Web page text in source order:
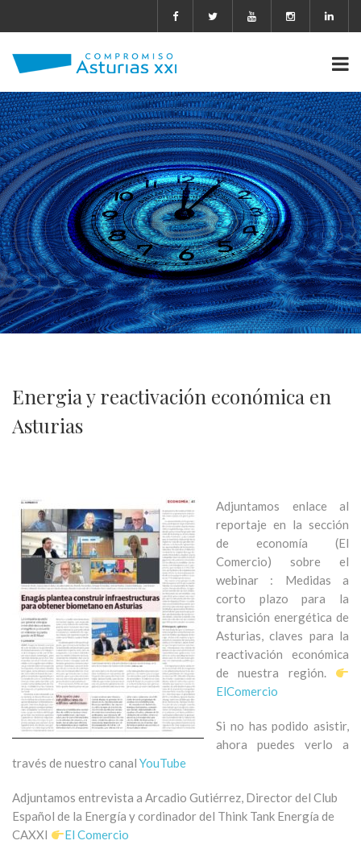
Energia y reactivación económica en
Asturias
Adjuntamos enlace al
reportaje en la sección
de economía (El
Comercio) sobre el
webinar : Medidas a
corto plazo para la
transición energética de
Asturias, claves para la
reactivación económica
de nuestra región.
ElComercio
Si no has podido asistir,
ahora puedes verlo a
través de nuestro canal YouTube
Adjuntamos entrevista a Arcadio Gutiérrez, Director del Club
Español de la Energía y cordinador del Think Tank Energía de
CAXXI
El Comercio